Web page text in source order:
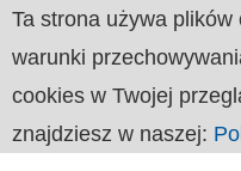
Ta strona używa
warunki
cookies w Twojej
znajdziesz w naszej: